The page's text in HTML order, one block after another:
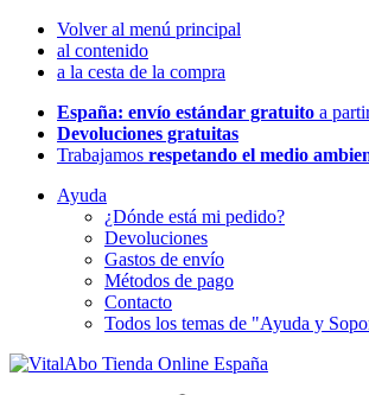
Volver al menú principal
al contenido
a la cesta de la compra
España: envío estándar gratuito a
Devoluciones gratuitas
Trabajamos respetando el medio
Ayuda
¿Dónde está mi pedido?
Devoluciones
Gastos de envío
Métodos de pago
Contacto
Todos los temas de "Ayuda y